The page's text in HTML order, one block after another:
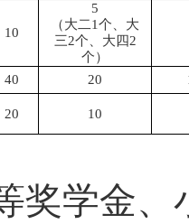
10
5
（大二1个、大
三2个、大四2
个）
40 20
20 10
奖学金